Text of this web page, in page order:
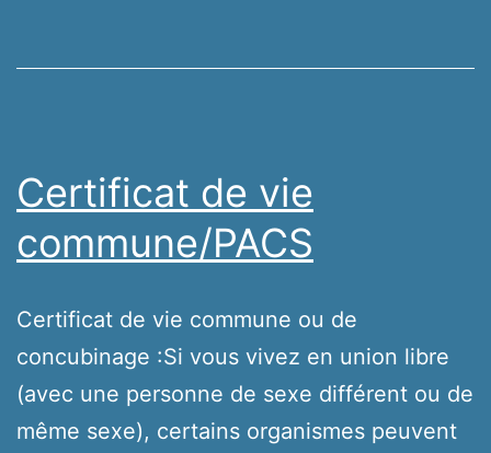
Certificat de vie
commune/PACS
Certificat de vie commune ou de
concubinage :Si vous vivez en union libre
(avec une personne de sexe différent ou de
même sexe), certains organismes peuvent